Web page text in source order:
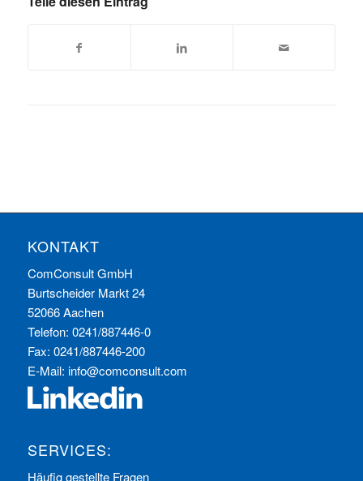
KONTAKT
ComConsult GmbH
Burtscheider Markt 24
52066 Aachen
Telefon: 0241/887446-0
Fax: 0241/887446-200
E-Mail: info@comconsult.com
SERVICES:
Häufig gestellte Fragen